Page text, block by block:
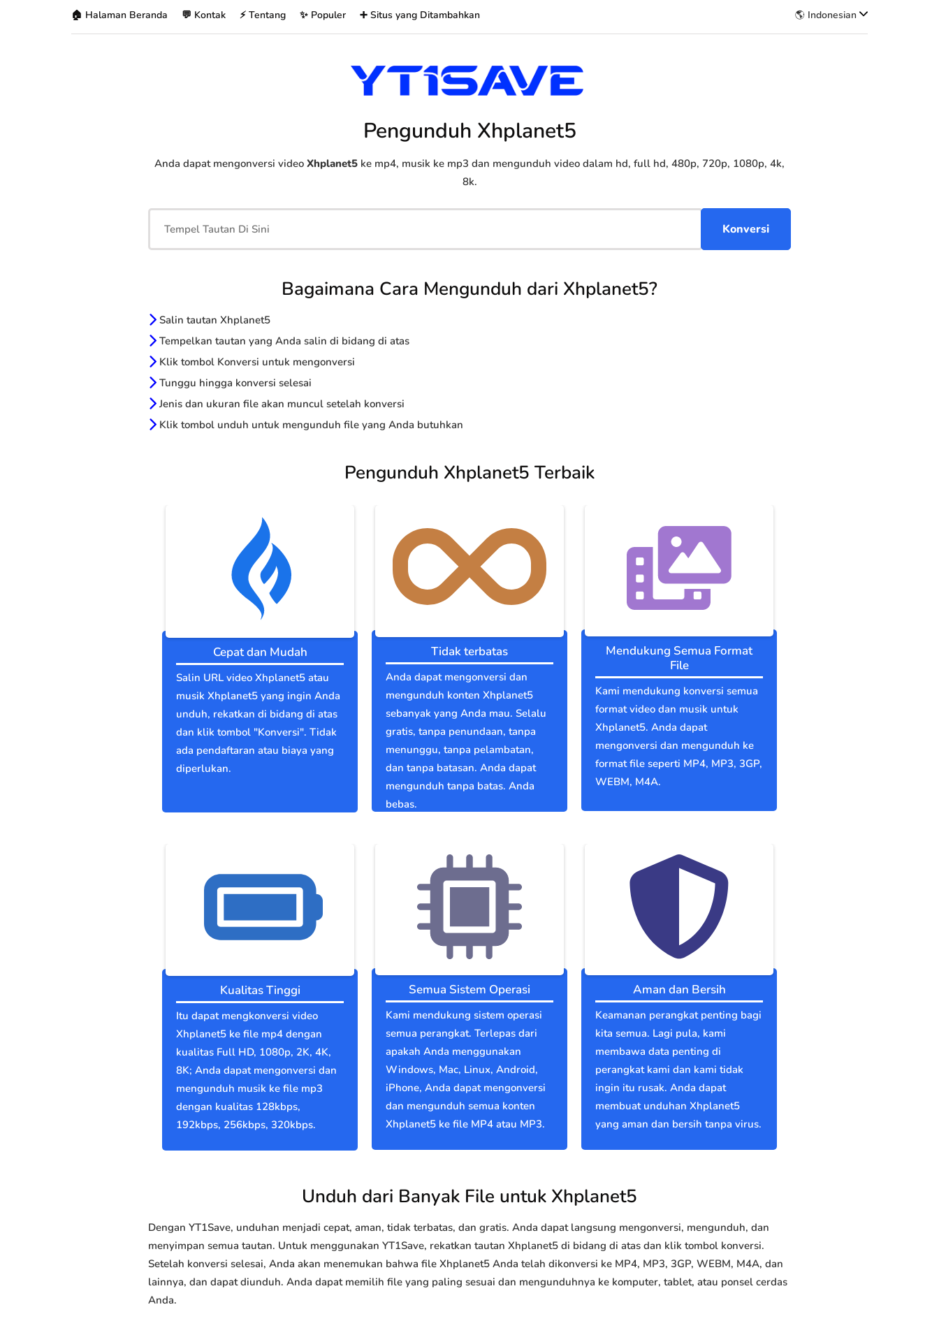
🏠 Halaman Beranda 💬 Kontak ⚡ Tentang ✨ Populer ➕ Situs yang Ditambahkan 🌎 Indonesian
Pengunduh Xhplanet5
Anda dapat mengonversi video Xhplanet5 ke mp4, musik ke mp3 dan mengunduh video dalam hd, full hd, 480p, 720p, 1080p, 4k,
8k.
Bagaimana Cara Mengunduh dari Xhplanet5?
Salin tautan Xhplanet5
Tempelkan tautan yang Anda salin di bidang di atas
Klik tombol Konversi untuk mengonversi
Tunggu hingga konversi selesai
Jenis dan ukuran file akan muncul setelah konversi
Klik tombol unduh untuk mengunduh file yang Anda butuhkan
Pengunduh Xhplanet5 Terbaik
Cepat dan Mudah
Salin URL video Xhplanet5 atau
musik Xhplanet5 yang ingin Anda
unduh, rekatkan di bidang di atas
dan klik tombol "Konversi". Tidak
ada pendaftaran atau biaya yang
diperlukan.
Tidak terbatas
Anda dapat mengonversi dan
mengunduh konten Xhplanet5
sebanyak yang Anda mau. Selalu
gratis, tanpa penundaan, tanpa
menunggu, tanpa pelambatan,
dan tanpa batasan. Anda dapat
mengunduh tanpa batas. Anda
bebas.
Mendukung Semua Format
File
Kami mendukung konversi semua
format video dan musik untuk
Xhplanet5. Anda dapat
mengonversi dan mengunduh ke
format file seperti MP4, MP3, 3GP,
WEBM, M4A.
Kualitas Tinggi
Itu dapat mengkonversi video
Xhplanet5 ke file mp4 dengan
kualitas Full HD, 1080p, 2K, 4K,
8K; Anda dapat mengonversi dan
mengunduh musik ke file mp3
dengan kualitas 128kbps,
192kbps, 256kbps, 320kbps.
Semua Sistem Operasi
Kami mendukung sistem operasi
semua perangkat. Terlepas dari
apakah Anda menggunakan
Windows, Mac, Linux, Android,
iPhone, Anda dapat mengonversi
dan mengunduh semua konten
Xhplanet5 ke file MP4 atau MP3.
Aman dan Bersih
Keamanan perangkat penting bagi
kita semua. Lagi pula, kami
membawa data penting di
perangkat kami dan kami tidak
ingin itu rusak. Anda dapat
membuat unduhan Xhplanet5
yang aman dan bersih tanpa virus.
Unduh dari Banyak File untuk Xhplanet5
Dengan YT1Save, unduhan menjadi cepat, aman, tidak terbatas, dan gratis. Anda dapat langsung mengonversi, mengunduh, dan
menyimpan semua tautan. Untuk menggunakan YT1Save, rekatkan tautan Xhplanet5 di bidang di atas dan klik tombol konversi.
Setelah konversi selesai, Anda akan menemukan bahwa file Xhplanet5 Anda telah dikonversi ke MP4, MP3, 3GP, WEBM, M4A, dan
lainnya, dan dapat diunduh. Anda dapat memilih file yang paling sesuai dan mengunduhnya ke komputer, tablet, atau ponsel cerdas
Anda.